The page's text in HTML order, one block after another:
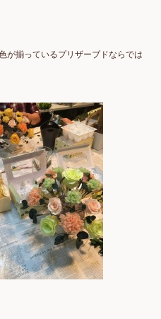
揃っているプリザーブドならでは